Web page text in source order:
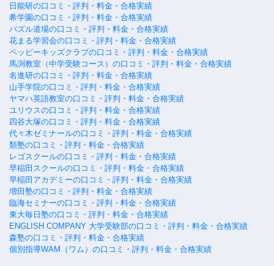
日能研の口コミ・評判・料金・合格実績
希学園の口コミ・評判・料金・合格実績
パズル道場の口コミ・評判・料金・合格実績
花まる学習会の口コミ・評判・料金・合格実績
ペッピーキッズクラブの口コミ・評判・料金・合格実績
馬渕教室（中学受験コース）の口コミ・評判・料金・合格実績
名進研の口コミ・評判・料金・合格実績
山手学院の口コミ・評判・料金・合格実績
ヤマハ英語教室の口コミ・評判・料金・合格実績
ユリウスの口コミ・評判・料金・合格実績
四谷大塚の口コミ・評判・料金・合格実績
代々木ゼミナールの口コミ・評判・料金・合格実績
類塾の口コミ・評判・料金・合格実績
レゴスクールの口コミ・評判・料金・合格実績
早稲田スクールの口コミ・評判・料金・合格実績
早稲田アカデミーの口コミ・評判・料金・合格実績
増田塾の口コミ・評判・料金・合格実績
臨海セミナーの口コミ・評判・料金・合格実績
東大毎日塾の口コミ・評判・料金・合格実績
ENGLISH COMPANY 大学受験部の口コミ・評判・料金・合格実績
森塾の口コミ・評判・料金・合格実績
個別指導WAM（ワム）の口コミ・評判・料金・合格実績